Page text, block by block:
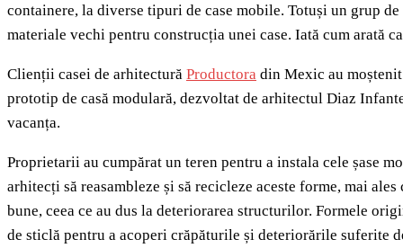
containere, la diverse tipuri de case mobile. Totuși un grup
materiale vechi pentru construcția unei case. Iată cum arată
Clienții casei de arhitectură Productora din Mexic au
prototip de casă modulară, dezvoltat de arhitectul Diaz
vacanța.
Proprietarii au cumpărat un teren pentru a instala cele șase
arhitecți să reasambleze și să recicleze aceste forme, mai
bune, ceea ce au dus la deteriorarea structurilor. Formele
de sticlă pentru a acoperi crăpăturile și deteriorările suferite